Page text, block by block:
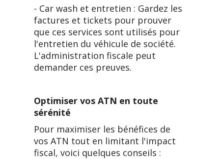
- Car wash et entretien : Gardez les
factures et tickets pour prouver
que ces services sont utilisés pour
l'entretien du véhicule de société.
L'administration fiscale peut
demander ces preuves.
Optimiser vos ATN en toute
sérénité
Pour maximiser les bénéfices de
vos ATN tout en limitant l'impact
fiscal, voici quelques conseils :